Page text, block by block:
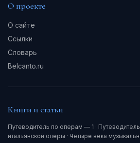
О проекте
О сайте
Ссылки
Словарь
Belcanto.ru
Книги и статьи
Путеводитель по операм — 1 ·
итальянской оперы · Четыре века